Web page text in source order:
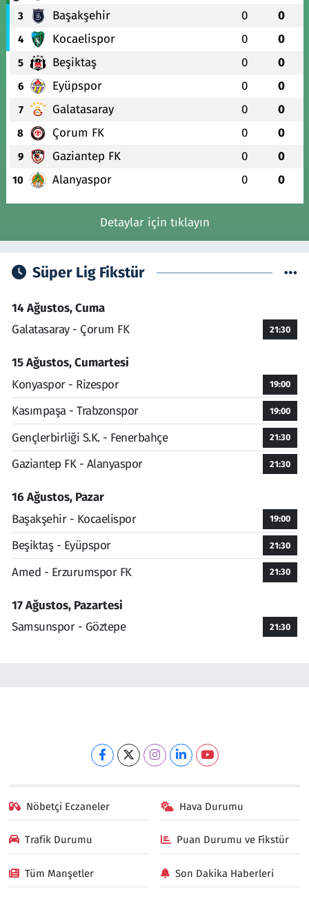
3 Başakşehir 0 0
4 Kocaelispor 0 0
5 Beşiktaş 0 0
6 Eyüpspor 0 0
7 Galatasaray 0 0
8 Çorum FK 0 0
9 Gaziantep FK 0 0
10 Alanyaspor 0 0
Detaylar için tıklayın
Süper Lig Fikstür
14 Ağustos, Cuma
Galatasaray - Çorum FK
21:30
15 Ağustos, Cumartesi
Konyaspor - Rizespor
19:00
Kasımpaşa - Trabzonspor 19:00
Gençlerbirliği S.K. - Fenerbahçe 21:30
Gaziantep FK - Alanyaspor 21:30
16 Ağustos, Pazar
Başakşehir - Kocaelispor
19:00
Beşiktaş - Eyüpspor 21:30
Amed - Erzurumspor FK 21:30
17 Ağustos, Pazartesi
Samsunspor - Göztepe
21:30
Nöbetçi Eczaneler Hava Durumu
Trafik Durumu Puan Durumu ve Fikstür
Tüm Manşetler Son Dakika Haberleri